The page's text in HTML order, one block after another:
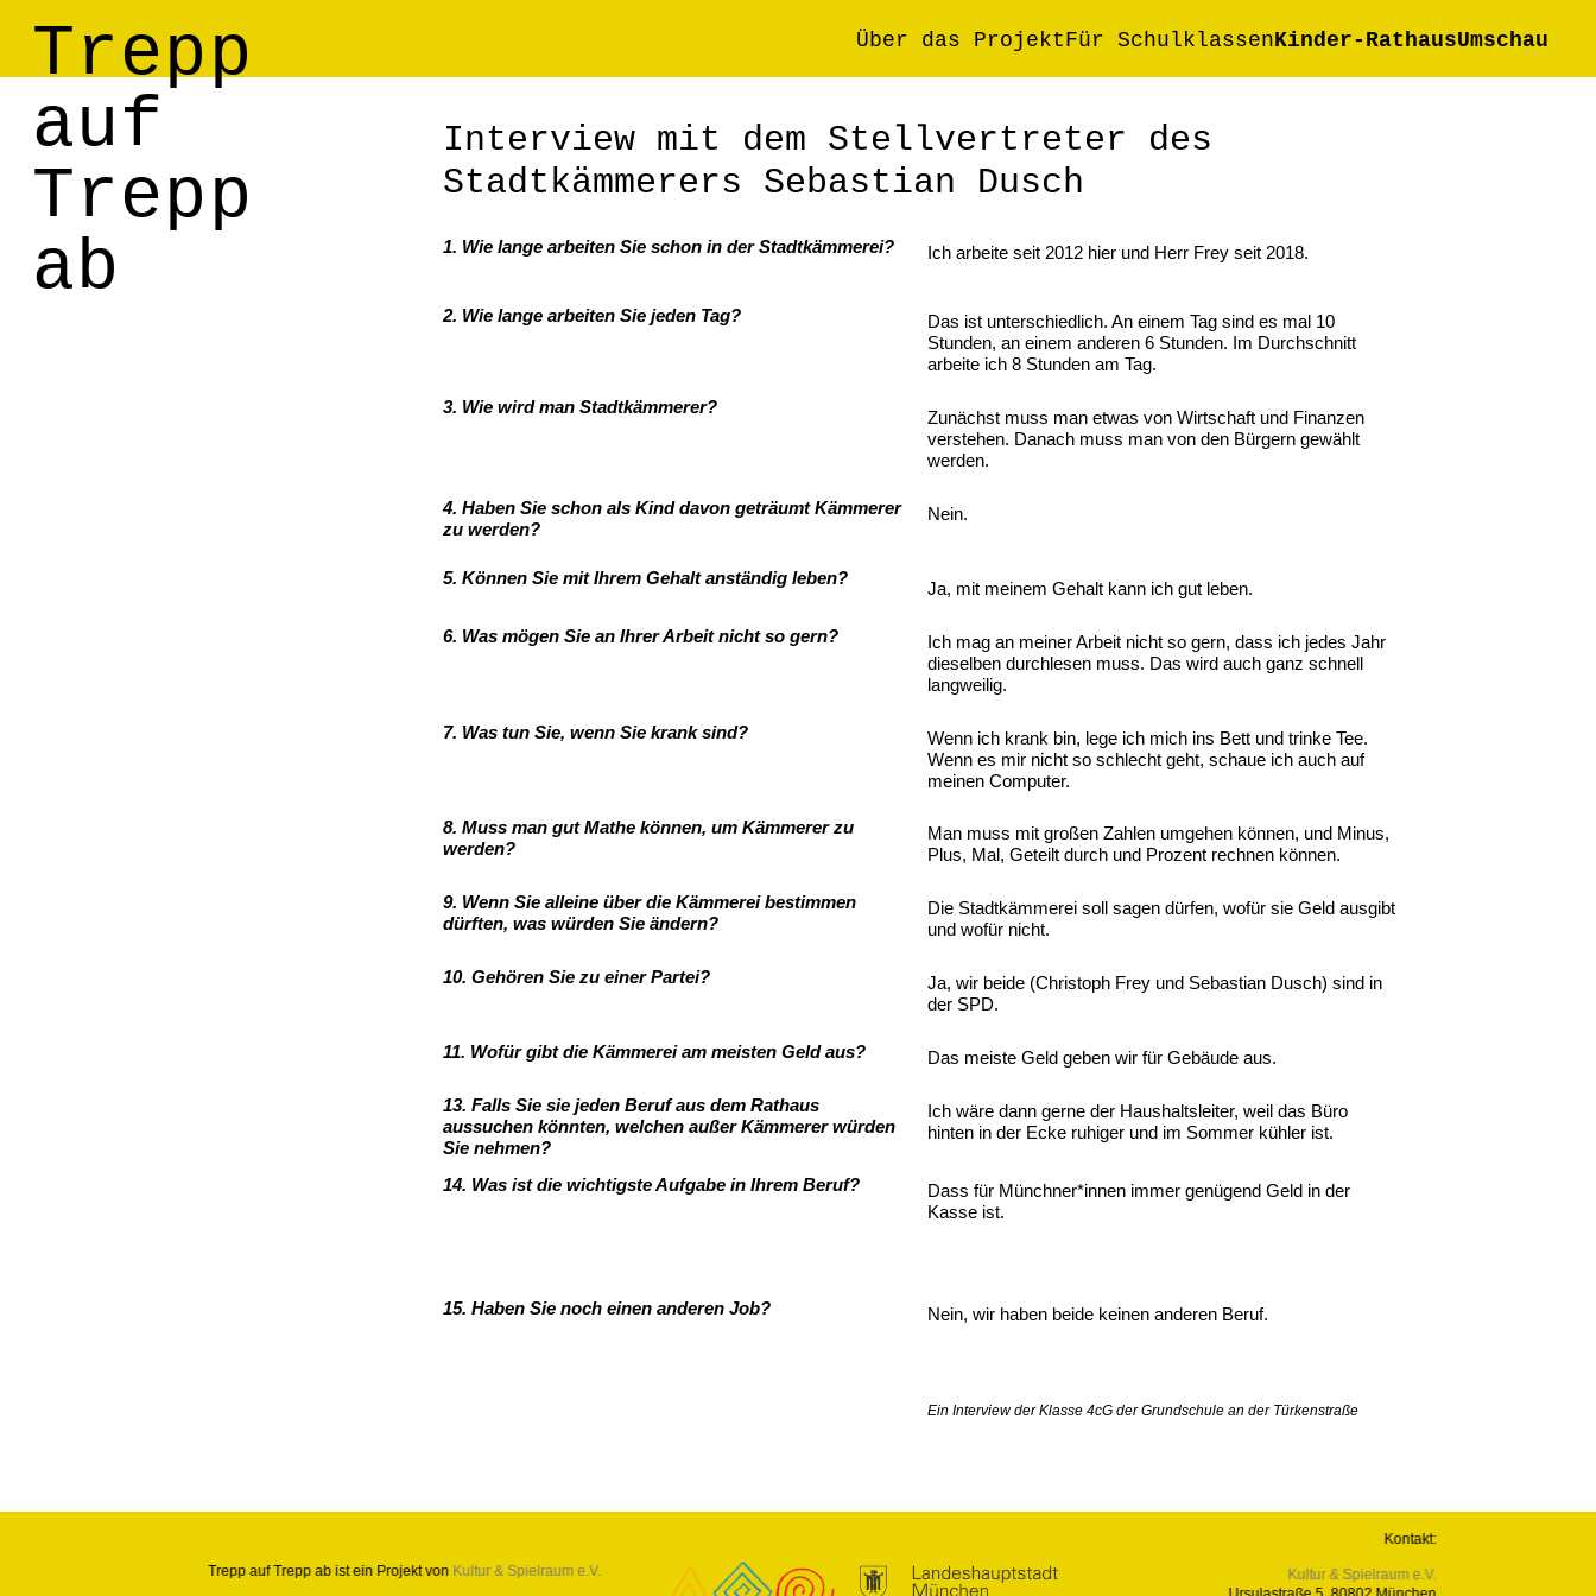
Trepp
auf
Trepp
ab
Über das ProjektFür SchulklassenKinder-RathausUmschau
Interview mit dem Stellvertreter des
Stadtkämmerers Sebastian Dusch
1. Wie lange arbeiten Sie schon in der Stadtkämmerei? Ich arbeite seit 2012 hier und Herr Frey seit 2018.
2. Wie lange arbeiten Sie jeden Tag?
Das ist unterschiedlich. An einem Tag sind es mal 10
Stunden, an einem anderen 6 Stunden. Im Durchschnitt
arbeite ich 8 Stunden am Tag.
3. Wie wird man Stadtkämmerer?
Zunächst muss man etwas von Wirtschaft und Finanzen
verstehen. Danach muss man von den Bürgern gewählt
werden.
4. Haben Sie schon als Kind davon geträumt Kämmerer
zu werden?
Nein.
5. Können Sie mit Ihrem Gehalt anständig leben?
Ja, mit meinem Gehalt kann ich gut leben.
6. Was mögen Sie an Ihrer Arbeit nicht so gern?
Ich mag an meiner Arbeit nicht so gern, dass ich jedes Jahr
dieselben durchlesen muss. Das wird auch ganz schnell
langweilig.
7. Was tun Sie, wenn Sie krank sind?
Wenn ich krank bin, lege ich mich ins Bett und trinke Tee.
Wenn es mir nicht so schlecht geht, schaue ich auch auf
meinen Computer.
8. Muss man gut Mathe können, um Kämmerer zu
werden?
Man muss mit großen Zahlen umgehen können, und Minus,
Plus, Mal, Geteilt durch und Prozent rechnen können.
9. Wenn Sie alleine über die Kämmerei bestimmen
dürften, was würden Sie ändern?
Die Stadtkämmerei soll sagen dürfen, wofür sie Geld ausgibt
und wofür nicht.
10. Gehören Sie zu einer Partei?
Ja, wir beide (Christoph Frey und Sebastian Dusch) sind in
der SPD.
11. Wofür gibt die Kämmerei am meisten Geld aus? Das meiste Geld geben wir für Gebäude aus.
13. Falls Sie sie jeden Beruf aus dem Rathaus
aussuchen könnten, welchen außer Kämmerer würden
Sie nehmen?
Ich wäre dann gerne der Haushaltsleiter, weil das Büro
hinten in der Ecke ruhiger und im Sommer kühler ist.
14. Was ist die wichtigste Aufgabe in Ihrem Beruf?
Dass für Münchner*innen immer genügend Geld in der
Kasse ist.
15. Haben Sie noch einen anderen Job? Nein, wir haben beide keinen anderen Beruf.
Ein Interview der Klasse 4cG der Grundschule an der Türkenstraße
Trepp auf Trepp ab ist ein Projekt von Kultur & Spielraum e.V.
Kontakt:
Kultur & Spielraum e.V.